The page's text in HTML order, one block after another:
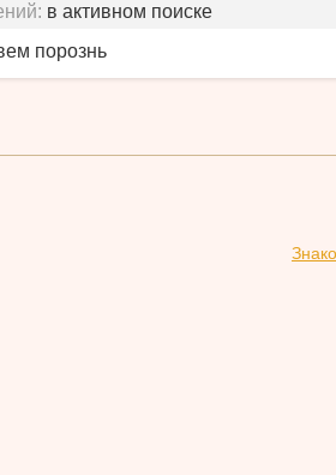
в активном поиске
порознь